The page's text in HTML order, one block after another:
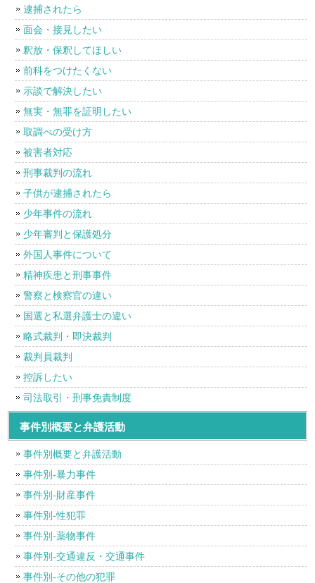
逮捕されたら
面会・接見したい
釈放・保釈してほしい
前科をつけたくない
示談で解決したい
無実・無罪を証明したい
取調べの受け方
被害者対応
刑事裁判の流れ
子供が逮捕されたら
少年事件の流れ
少年審判と保護処分
外国人事件について
精神疾患と刑事事件
警察と検察官の違い
国選と私選弁護士の違い
略式裁判・即決裁判
裁判員裁判
控訴したい
司法取引・刑事免責制度
事件別概要と弁護活動
事件別概要と弁護活動
事件別-暴力事件
事件別-財産事件
事件別-性犯罪
事件別-薬物事件
事件別-交通違反・交通事件
事件別-その他の犯罪